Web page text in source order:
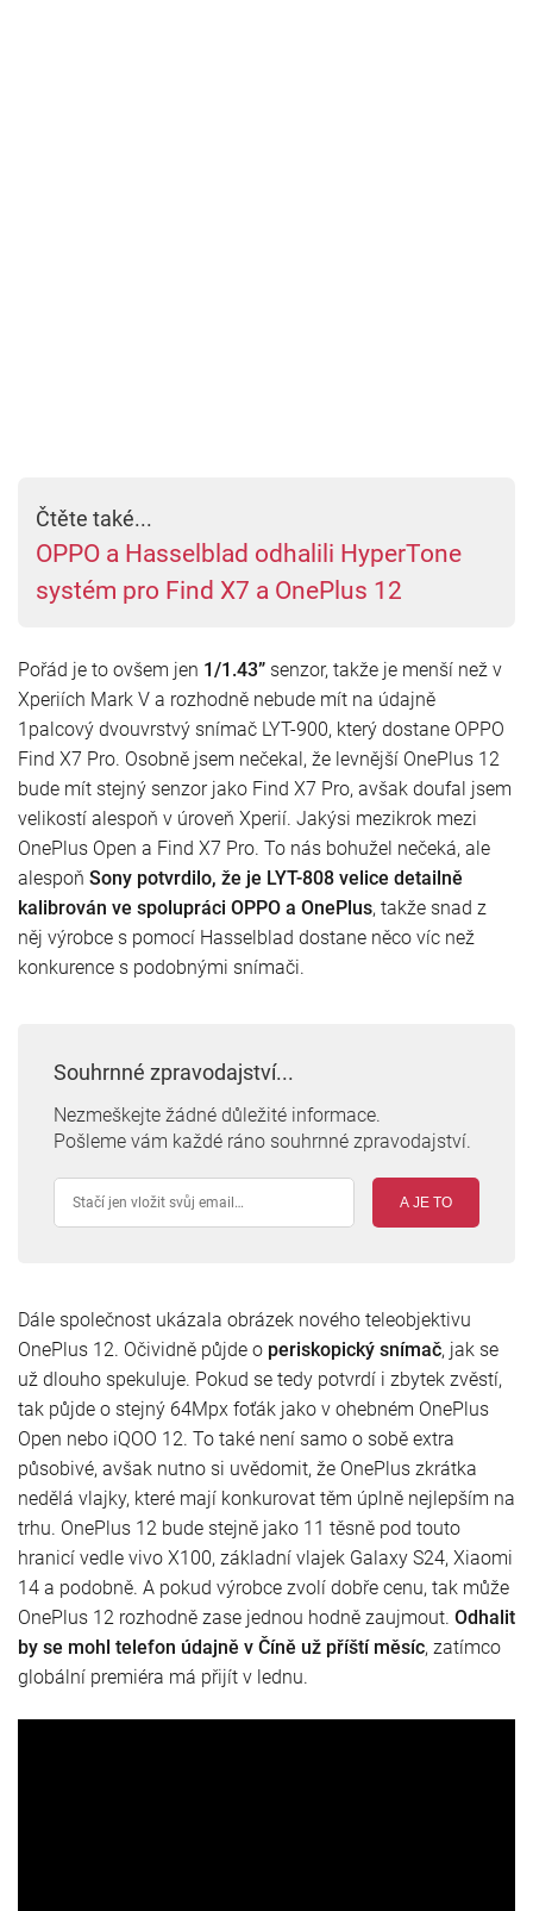
Čtěte také...
OPPO a Hasselblad odhalili HyperTone
systém pro Find X7 a OnePlus 12
Pořád je to ovšem jen 1/1.43” senzor, takže je menší než v
Xperiích Mark V a rozhodně nebude mít na údajně
1palcový dvouvrstvý snímač LYT-900, který dostane OPPO
Find X7 Pro. Osobně jsem nečekal, že levnější OnePlus 12
bude mít stejný senzor jako Find X7 Pro, avšak doufal jsem
velikostí alespoň v úroveň Xperií. Jakýsi mezikrok mezi
OnePlus Open a Find X7 Pro. To nás bohužel nečeká, ale
alespoň Sony potvrdilo, že je LYT-808 velice detailně
kalibrován ve spolupráci OPPO a OnePlus, takže snad z
něj výrobce s pomocí Hasselblad dostane něco víc než
konkurence s podobnými snímači.
Souhrnné zpravodajství...
Nezmeškejte žádné důležité informace.
Pošleme vám každé ráno souhrnné zpravodajství.
A JE TO
Dále společnost ukázala obrázek nového teleobjektivu
OnePlus 12. Očividně půjde o periskopický snímač, jak se
už dlouho spekuluje. Pokud se tedy potvrdí i zbytek zvěstí,
tak půjde o stejný 64Mpx foťák jako v ohebném OnePlus
Open nebo iQOO 12. To také není samo o sobě extra
působivé, avšak nutno si uvědomit, že OnePlus zkrátka
nedělá vlajky, které mají konkurovat těm úplně nejlepším na
trhu. OnePlus 12 bude stejně jako 11 těsně pod touto
hranicí vedle vivo X100, základní vlajek Galaxy S24, Xiaomi
14 a podobně. A pokud výrobce zvolí dobře cenu, tak může
OnePlus 12 rozhodně zase jednou hodně zaujmout. Odhalit
by se mohl telefon údajně v Číně už příští měsíc, zatímco
globální premiéra má přijít v lednu.